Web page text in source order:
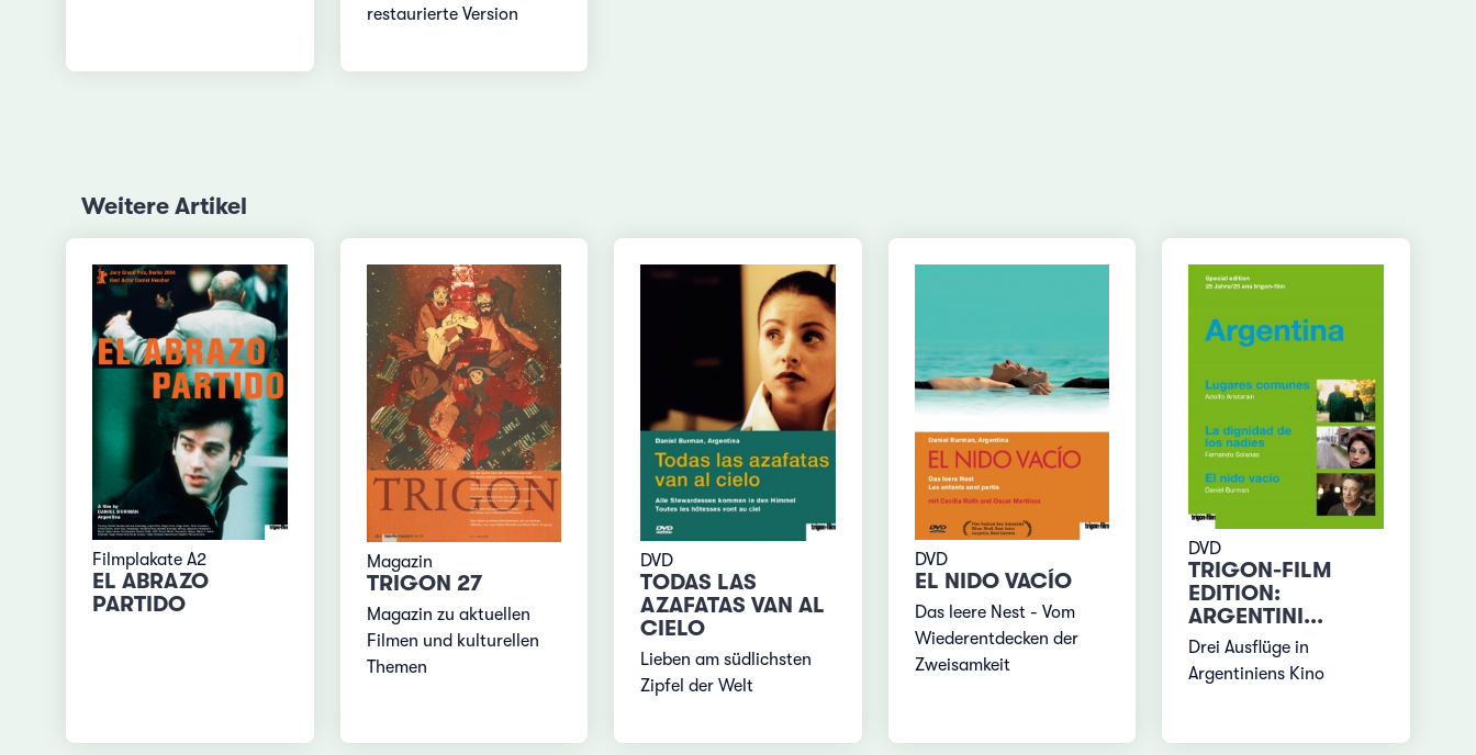
restaurierte Version
Weitere Artikel
Filmplakate A2
EL ABRAZO
PARTIDO
Magazin
TRIGON 27
Magazin zu aktuellen
Filmen und kulturellen
Themen
DVD
TODAS LAS
AZAFATAS VAN AL
CIELO
Lieben am südlichsten
Zipfel der Welt
DVD
EL NIDO VACÍO
Das leere Nest - Vom
Wiederentdecken der
Zweisamkeit
DVD
TRIGON-FILM
EDITION:
ARGENTINI...
Drei Ausflüge in
Argentiniens Kino